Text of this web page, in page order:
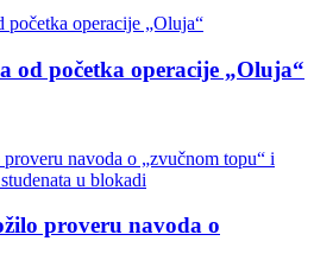
od početka operacije „Oluja“
proveru navoda o